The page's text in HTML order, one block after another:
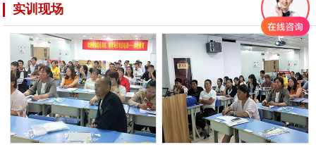
实训现场 更多>